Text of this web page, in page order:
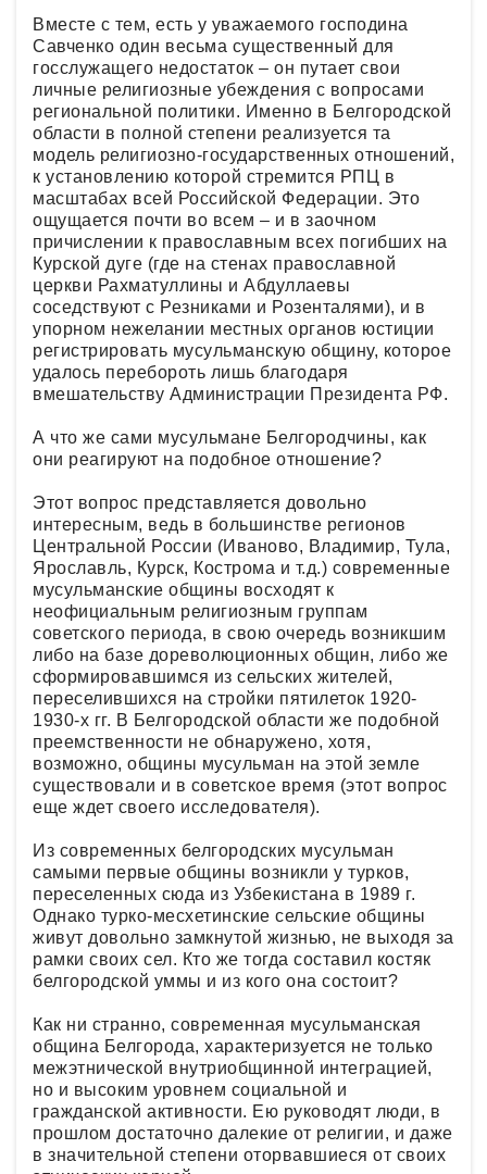
Вместе с тем, есть у уважаемого господина
Савченко один весьма существенный для
госслужащего недостаток – он путает свои
личные религиозные убеждения с вопросами
региональной политики. Именно в Белгородской
области в полной степени реализуется та
модель религиозно-государственных отношений,
к установлению которой стремится РПЦ в
масштабах всей Российской Федерации. Это
ощущается почти во всем – и в заочном
причислении к православным всех погибших на
Курской дуге (где на стенах православной
церкви Рахматуллины и Абдуллаевы
соседствуют с Резниками и Розенталями), и в
упорном нежелании местных органов юстиции
регистрировать мусульманскую общину, которое
удалось перебороть лишь благодаря
вмешательству Администрации Президента РФ.
А что же сами мусульмане Белгородчины, как
они реагируют на подобное отношение?
Этот вопрос представляется довольно
интересным, ведь в большинстве регионов
Центральной России (Иваново, Владимир, Тула,
Ярославль, Курск, Кострома и т.д.) современные
мусульманские общины восходят к
неофициальным религиозным группам
советского периода, в свою очередь возникшим
либо на базе дореволюционных общин, либо же
сформировавшимся из сельских жителей,
переселившихся на стройки пятилеток 1920-
1930-х гг. В Белгородской области же подобной
преемственности не обнаружено, хотя,
возможно, общины мусульман на этой земле
существовали и в советское время (этот вопрос
еще ждет своего исследователя).
Из современных белгородских мусульман
самыми первые общины возникли у турков,
переселенных сюда из Узбекистана в 1989 г.
Однако турко-месхетинские сельские общины
живут довольно замкнутой жизнью, не выходя за
рамки своих сел. Кто же тогда составил костяк
белгородской уммы и из кого она состоит?
Как ни странно, современная мусульманская
община Белгорода, характеризуется не только
межэтнической внутриобщинной интеграцией,
но и высоким уровнем социальной и
гражданской активности. Ею руководят люди, в
прошлом достаточно далекие от религии, и даже
в значительной степени оторвавшиеся от своих